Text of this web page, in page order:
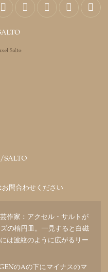
Salto
SALTO
問合わせください
作家：アクセル・サルトが
の楕円皿。一見すると白磁
は波紋のように広がるリー
のAの下にマイナスのマ